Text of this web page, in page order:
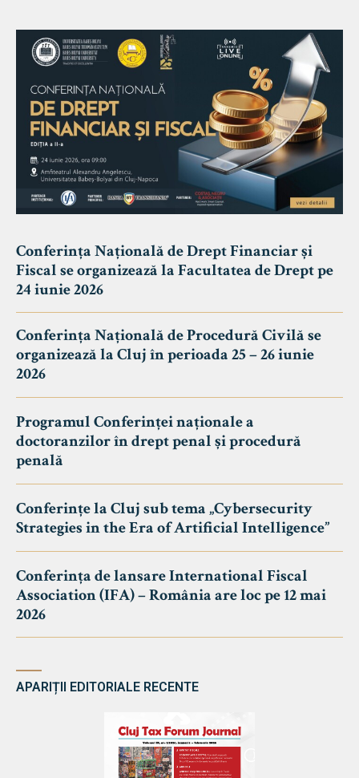
Conferința Națională de Drept Financiar și
Fiscal se organizează la Facultatea de Drept pe
24 iunie 2026
Conferința Națională de Procedură Civilă se
organizează la Cluj în perioada 25 – 26 iunie
2026
Programul Conferinței naționale a
doctoranzilor în drept penal și procedură
penală
Conferințe la Cluj sub tema „Cybersecurity
Strategies in the Era of Artificial Intelligence”
Conferința de lansare International Fiscal
Association (IFA) – România are loc pe 12 mai
2026
APARIȚII EDITORIALE RECENTE